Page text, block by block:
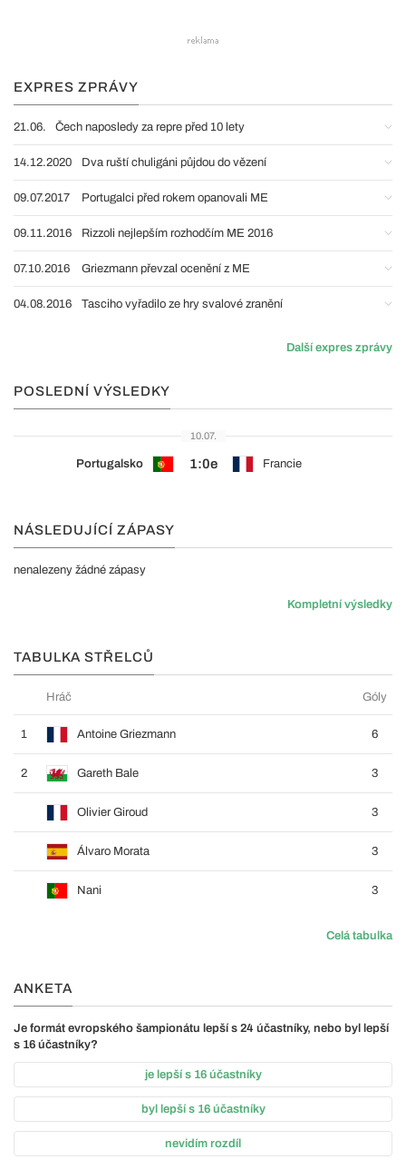
EXPRES ZPRÁVY
21.06. Čech naposledy za repre před 10 lety
14.12.2020 Dva ruští chuligáni půjdou do vězení
09.07.2017 Portugalci před rokem opanovali ME
09.11.2016 Rizzoli nejlepším rozhodčím ME 2016
07.10.2016 Griezmann převzal ocenění z ME
04.08.2016 Tasciho vyřadilo ze hry svalové zranění
Další expres zprávy
POSLEDNÍ VÝSLEDKY
10.07.
Portugalsko 1:0e Francie
NÁSLEDUJÍCÍ ZÁPASY
nenalezeny žádné zápasy
Kompletní výsledky
TABULKA STŘELCŮ
Hráč Góly
1 Antoine Griezmann 6
2 Gareth Bale 3
Olivier Giroud 3
Álvaro Morata 3
Nani 3
Celá tabulka
ANKETA
Je formát evropského šampionátu lepší s 24 účastníky, nebo byl lepší
s 16 účastníky?
je lepší s 16 účastníky
byl lepší s 16 účastníky
nevidím rozdíl